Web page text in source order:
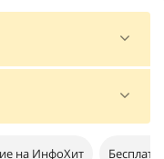
на ИнфоХит